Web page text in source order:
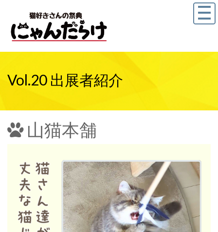
Vol.20 出展者紹介
山猫本舗